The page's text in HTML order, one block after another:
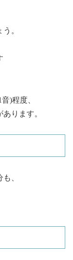
。
)程度、
ります。
、